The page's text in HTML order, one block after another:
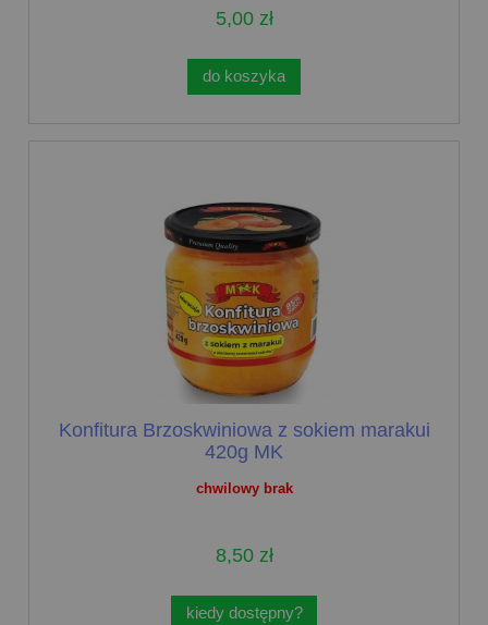
5,00 zł
do koszyka
chwilowy brak
Konfitura Brzoskwiniowa z sokiem marakui
420g MK
8,50 zł
kiedy dostępny?